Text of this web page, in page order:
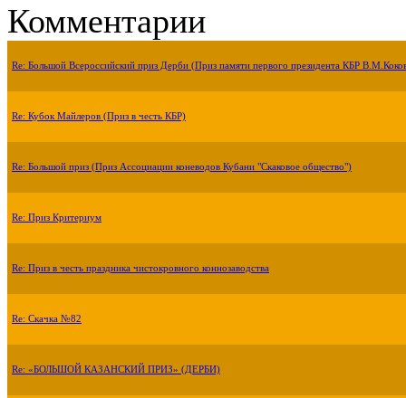
Комментарии
Re: Большой Всероссийский приз Дерби (Приз памяти первого президента КБР
Re: Кубок Майлеров (Приз в честь КБР)
Re: Большой приз (Приз Ассоциации коневодов Кубани "Скаковое общество")
Re: Приз Критериум
Re: Приз в честь праздника чистокровного коннозаводства
Re: Скачка №82
Re: «БОЛЬШОЙ КАЗАНСКИЙ ПРИЗ» (ДЕРБИ)